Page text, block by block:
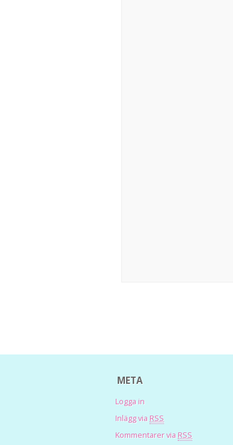
META
Logga in
Inlägg via RSS
Kommentarer via RSS